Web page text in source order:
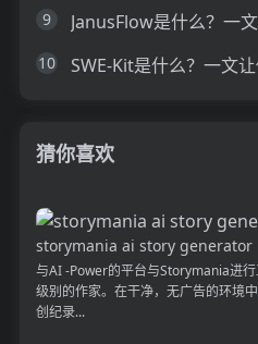
9
10
猜你喜欢
storymania ai story generator
与AI -Power的平台与Storymania进
级别的作家。在干净，无广告的环境
创纪录...